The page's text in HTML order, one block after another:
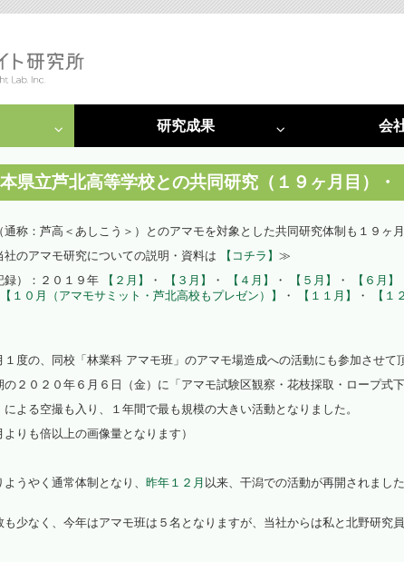
事例
査
光害対策
光害コンサルタント
啓発活動
植
光
光
（試験用
植
水耕栽培パ
研究成果
特許 採
会
県立芦北高等学校との共同研究（１９ヶ月目）
称：芦高＜あしこう＞）とのアマモを対象とした共同研究体制も１９ヶ月
のアマモ研究についての説明・資料は
【コチラ】 ≫
）：２０１９年 【２月】 ・ 【３月】 ・ 【４月】 ・ 【５月】 ・ 【６月】
【１０月（アマモサミット・芦北高校もプレゼン）】 ・ 【１１月】 ・ 【１
１度の、同校「林業科 アマモ班」のアマモ場造成への活動にも参加させて
の２０２０年６月６日（金）に「アマモ試験区観察・花枝採取・ロープ式
よる空撮も入り、１年間で最も規模の大きい活動となりました。
よりも倍以上の画像量となります）
うやく通常体制となり、 昨年１２月 以来、干潟での活動が再開されまし
少なく、今年はアマモ班は５名となりますが、当社からは私と北野研究